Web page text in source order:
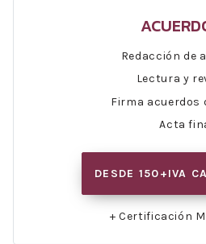
Redacción de
Lectura y
Firma acuerdos
Acta
DESDE 150+IVA
+ Certificación